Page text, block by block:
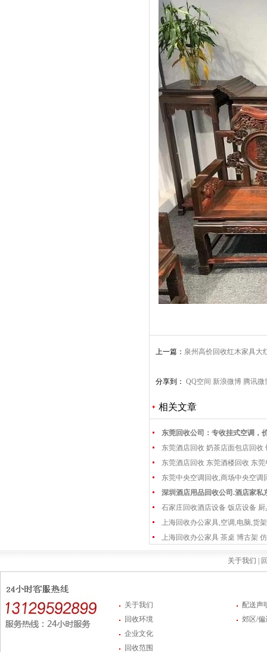
上一篇： 泉州高价回收红木家具大
分享到： QQ空间 新浪微博 腾讯微
相关文章
东莞回收公司：专收挂式空调，
东莞酒店回收 奶茶店面包店回收
东莞酒店回收 东莞酒楼回收 东
东莞中央空调回收,商场中央空调
深圳酒店用品回收公司.酒店家私
石家庄回收酒店设备 饭店设备 厨
上海回收办公家具,空调,电脑,货
上海回收办公家具 茶桌 博古架
关于我们 |
关于我们
回收环境
企业文化
回收范围
配送声
郊区/